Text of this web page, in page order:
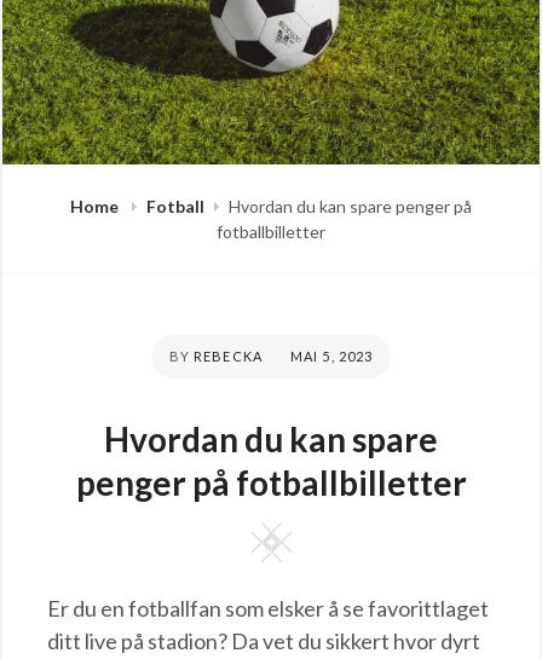
Home Fotball
Hvordan du kan spare penger på
fotballbilletter
BY REBECKA
POSTED
MAI 5, 2023
Hvordan du kan spare
penger på fotballbilletter
Square
Er du en fotballfan som elsker å se favorittlaget
ditt live på stadion? Da vet du sikkert hvor dyrt